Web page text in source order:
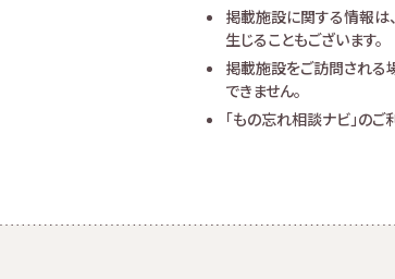
掲載施設に関する情報は
生じることもございます。
掲載施設をご訪問される
できません。
「もの忘れ相談ナビ」の